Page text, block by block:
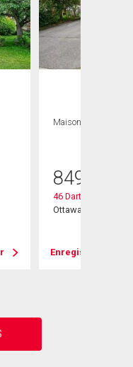
Maison
849 000
46 Dartmoor Drive
Ottawa, ON
Enregistrer